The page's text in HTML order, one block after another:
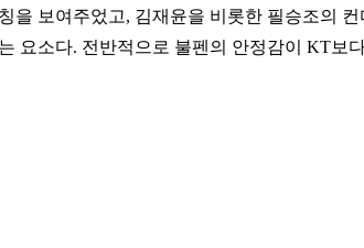
을 보여주었고, 김재윤을 비롯한 필승조의
요소다. 전반적으로 불펜의 안정감이 KT보